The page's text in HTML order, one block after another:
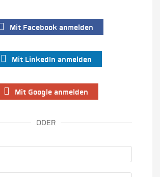
Mit Facebook anmelden
Mit LinkedIn anmelden
Mit Google anmelden
ODER